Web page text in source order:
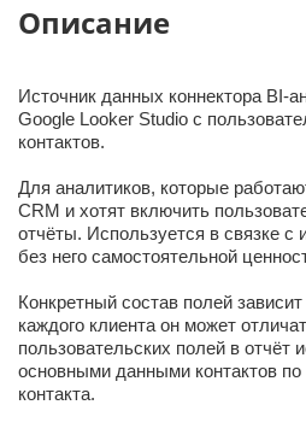
Описание
Источник данных коннектора BI-
Google Looker Studio с
контактов.
Для аналитиков, которые
CRM и хотят включить
отчёты. Используется в связке
без него самостоятельной
Конкретный состав полей
каждого клиента он может
пользовательских полей в отчёт
основными данными контактов
контакта.